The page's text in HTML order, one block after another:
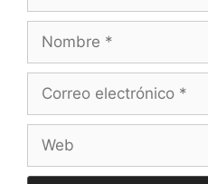
electrónico